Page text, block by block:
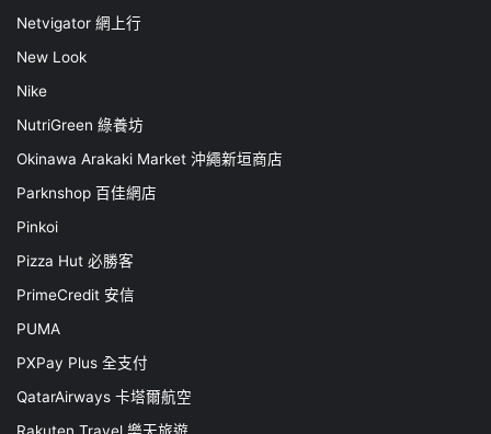
Netvigator 網上行
New Look
Nike
NutriGreen 綠養坊
Okinawa Arakaki Market 沖繩新垣商店
Parknshop 百佳網店
Pinkoi
Pizza Hut 必勝客
PrimeCredit 安信
PUMA
PXPay Plus 全支付
QatarAirways 卡塔爾航空